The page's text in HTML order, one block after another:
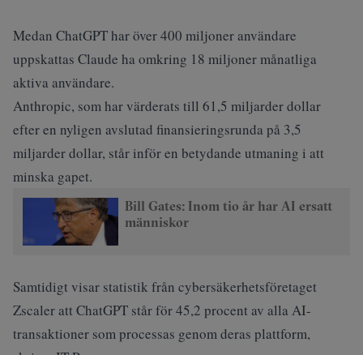
Medan ChatGPT har över 400 miljoner användare
uppskattas Claude ha omkring 18 miljoner månatliga
aktiva användare.
Anthropic, som har värderats till 61,5 miljarder dollar
efter en nyligen avslutad finansieringsrunda på 3,5
miljarder dollar, står inför en betydande utmaning i att
minska gapet.
Bill Gates: Inom tio år har AI ersatt
människor
Samtidigt visar statistik från cybersäkerhetsföretaget
Zscaler att ChatGPT står för 45,2 procent av alla AI-
transaktioner som processas genom deras plattform,